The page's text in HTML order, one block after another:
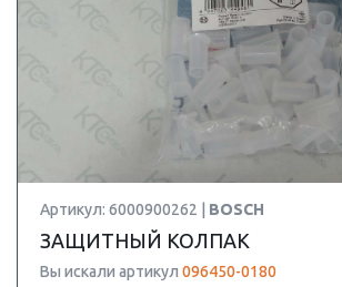
Артикул: 6000900262 | BOSCH
ЗАЩИТНЫЙ КОЛПАК
Вы искали артикул 096450-0180